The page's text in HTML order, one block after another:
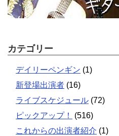
カテゴリー
デイリーペンギン (1)
新登場出演者 (16)
ライブスケジュール (72)
ピックアップ！
(516)
これからの出演者紹介 (1)